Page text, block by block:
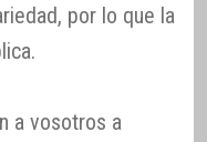
por lo que la
a vosotros a